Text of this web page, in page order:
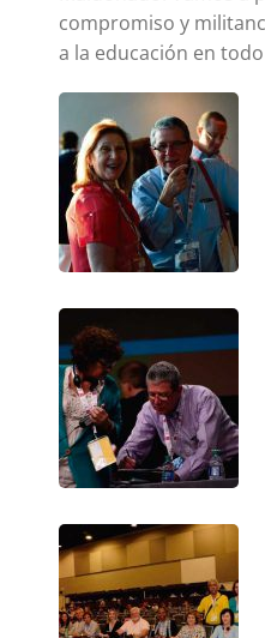
compromiso y
a la educación en